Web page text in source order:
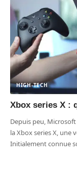
HIGH-TECH
Xbox series X :
Depuis peu,
la Xbox series X,
Initialement connue